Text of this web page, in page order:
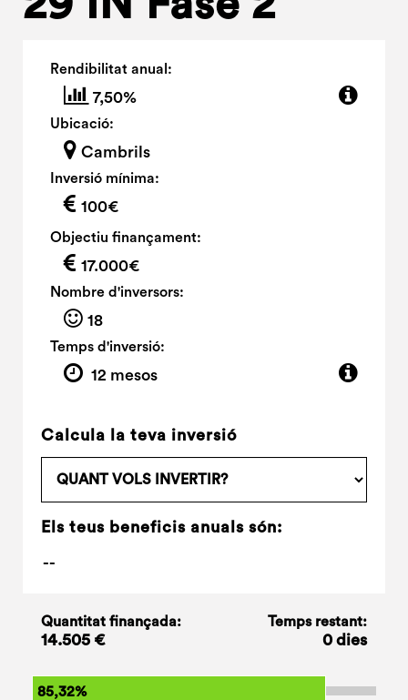
Rendibilitat anual:
7,50%
Ubicació:
Cambrils
Inversió mínima:
100€
Objectiu finançament:
17.000€
Nombre d'inversors:
18
Temps d'inversió:
12 mesos
Calcula la teva inversió
Els teus beneficis anuals són:
Quantitat finançada:
14.505 €
Temps restant:
0 dies
85,32%